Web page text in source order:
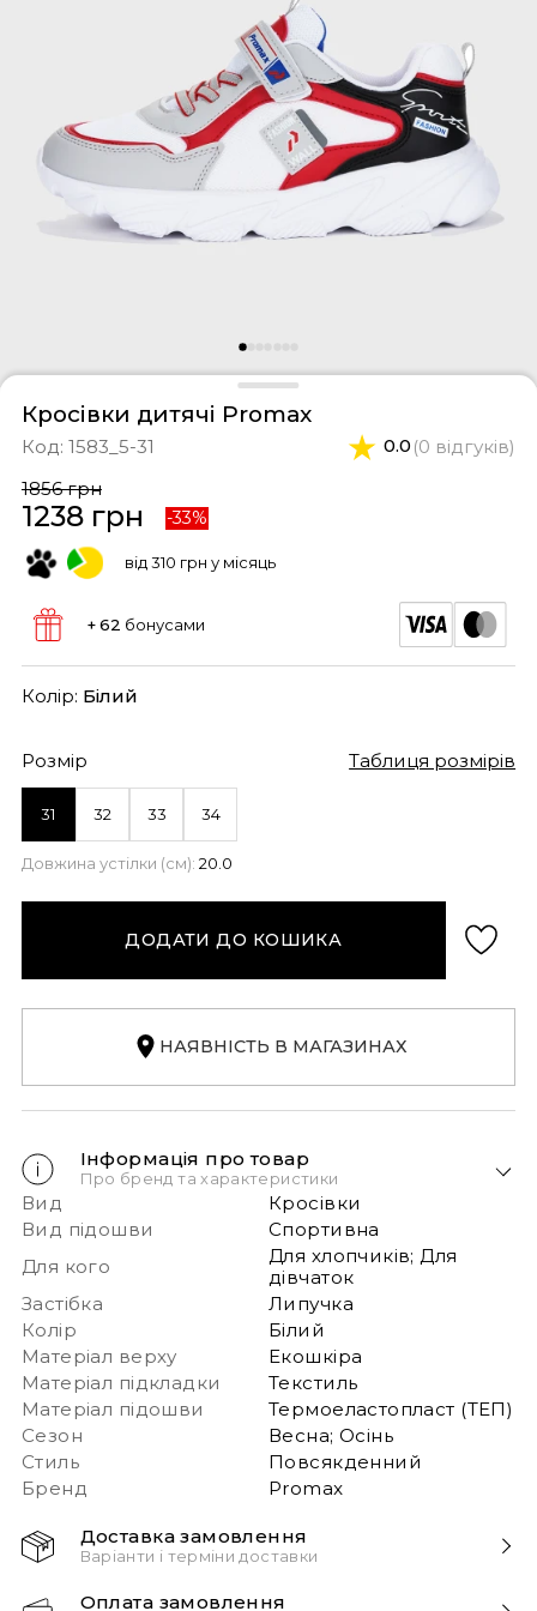
костюми
Кросівки дитячі Promax
Код: 1583_5-31 0.0 (0 відгуків)
1856 грн
1238 грн -33%
від 310 грн у місяць
+ 62 бонусами
Колір: Білий
Розмір Таблиця розмірів
31 32 33 34
Довжина устілки (см): 20.0
ДОДАТИ ДО КОШИКА
НАЯВНІСТЬ В МАГАЗИНАХ
Інформація про товар
Про бренд та характеристики
Вид
Кросівки
Вид підошви
Спортивна
Для кого
Для хлопчиків; Для
дівчаток
Застібка
Липучка
Колір
Білий
Матеріал верху
Екошкіра
Матеріал підкладки
Текстиль
Матеріал підошви
Термоеластопласт (ТЕП)
Сезон
Весна; Осінь
Стиль
Повсякденний
Бренд
Promax
Доставка замовлення
Варіанти і терміни доставки
моменту замовлення!
Оплата замовлення